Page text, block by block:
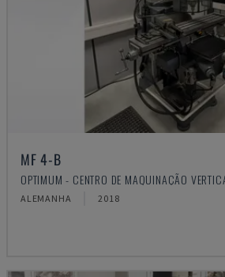
MF 4-B
OPTIMUM - CENTRO DE MAQUINAÇÃO
ALEMANHA 2018